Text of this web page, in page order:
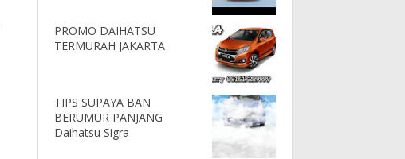
PROMO DAIHATSU
TERMURAH JAKARTA
TIPS SUPAYA BAN
BERUMUR PANJANG
Daihatsu Sigra